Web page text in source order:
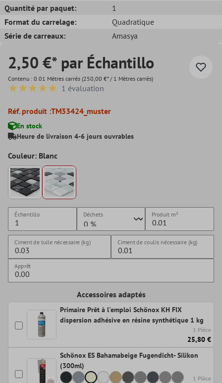
Quantité par paquet:
1
Format du carrelage:
Quadratique
Série de carreaux:
Amasya
2,50 €* par Échantillo
Contenu : 0.01 Mètres carrés (250,00 €* / 1 Mètres carrés)
Note moyenne de 5 sur 5 étoiles
1 évaluation
Réf. produit :TM33424_muster
En stock
Heure de livraison 4-6 jours ouvrables
Couleur: Blanc
Échantillo Déchets Produit m²
Ciment de tuile nécessaire (kg) Ciment de coulis nécessaire (kg)
Apprêt
Accessoires adaptés
Primaire Prêt à l'emploi Schönox KH FIX
dispersion adhésive en résine synthétique 1 kg
1 Pièce
25,80 €
Schönox ES Bahamabeige Fugendicht- Silikon
(300ml)
1 Pièce